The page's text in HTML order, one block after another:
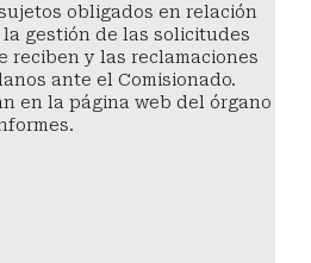
obligados en relación
gestión de las solicitudes
reciben y las reclamaciones
ante el Comisionado.
en la página web del órgano